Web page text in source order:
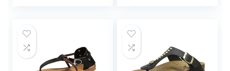
sneaker goedkoop
handbal